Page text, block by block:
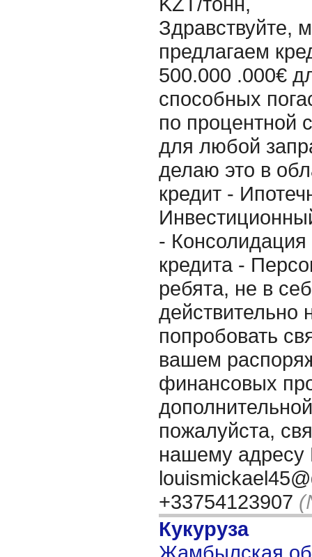
Здравствуйте,
предлагаем
500.000 .000€
способных
по процентной
для любой
делаю это в
кредит -
-
кредита -
ребята, не в
действительно
попробовать
вашем
финансовых
пожалуйста,
нашему адресу
+33754123907
Кукуруза